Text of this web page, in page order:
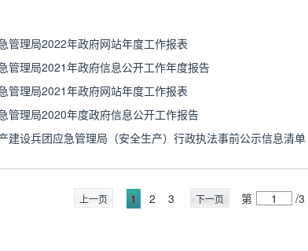
管理局2022年政府网站年度工作报表
管理局2021年政府信息公开工作年度报告
管理局2021年政府网站年度工作报表
管理局2020年度政府信息公开工作报告
上一页 1 2 3 下一页 第 /3